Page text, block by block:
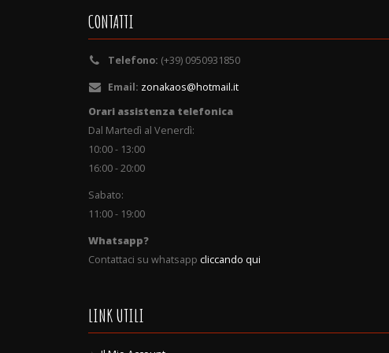
CONTATTI
Telefono: (+39) 0950931850
Email: zonakaos@hotmail.it
Orari assistenza telefonica
Dal Martedì al Venerdì:
10:00 - 13:00
16:00 - 20:00
Sabato:
11:00 - 19:00
Whatsapp?
Contattaci su whatsapp cliccando qui
LINK UTILI